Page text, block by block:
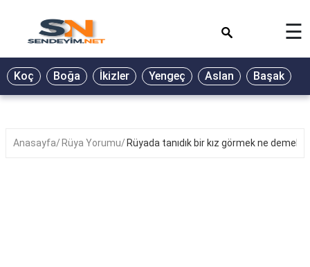
BİYOGRAFİ
GALERİ
☰
Koç Boğa İkizler Yengeç Aslan Başak
Anasayfa Rüya Yorumu Rüyada tanıdık bir kız görmek ne demek?